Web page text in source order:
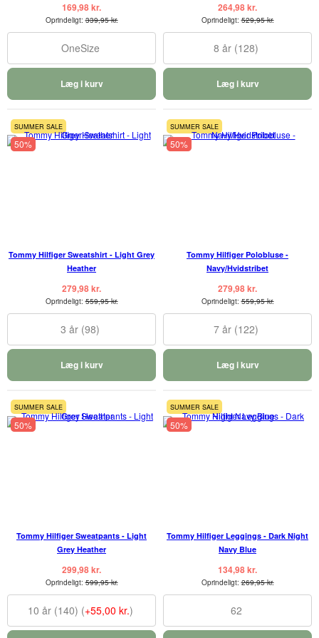
169,98 kr.
Oprindeligt:339,95 kr.
OneSize
Læg i kurv
264,98 kr.
Oprindeligt:529,95 kr.
8 år (128)
Læg i kurv
SUMMER SALE
50%
Tommy Hilfiger Sweatshirt - Light Grey
Heather
279,98 kr.
Oprindeligt:559,95 kr.
3 år (98)
Læg i kurv
SUMMER SALE
50%
Tommy Hilfiger Polobluse -
Navy/Hvidstribet
279,98 kr.
Oprindeligt:559,95 kr.
7 år (122)
Læg i kurv
SUMMER SALE
50%
Tommy Hilfiger Sweatpants - Light
Grey Heather
299,98 kr.
Oprindeligt:599,95 kr.
10 år (140) (+55,00 kr.)
SUMMER SALE
50%
Tommy Hilfiger Leggings - Dark Night
Navy Blue
134,98 kr.
Oprindeligt:269,95 kr.
62